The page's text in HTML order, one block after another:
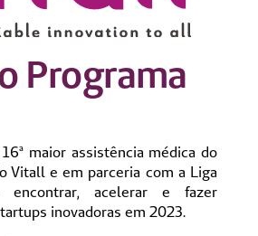
Programa
maior assistência médica do
Vitall e em parceria com a Liga
encontrar, acelerar e fazer
inovadoras em 2023.